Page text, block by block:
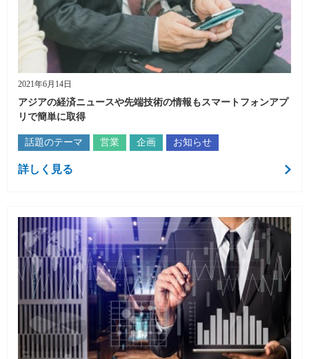
2021年6月14日
アジアの経済ニュースや先端技術の情報もスマートフォンアプ
リで簡単に取得
話題のテーマ 営業 企画 お知らせ
詳しく見る